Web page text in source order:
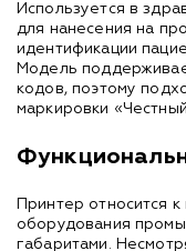
Используется в
для нанесения на
идентификации
Модель
кодов, поэтому
маркировки
Принтер относится
оборудования
габаритами.